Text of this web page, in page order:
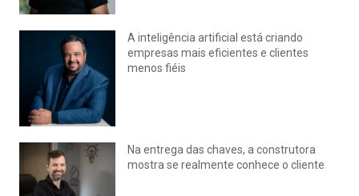
A inteligência artificial está criando
empresas mais eficientes e clientes
menos fiéis
Na entrega das chaves, a construtora
mostra se realmente conhece o cliente